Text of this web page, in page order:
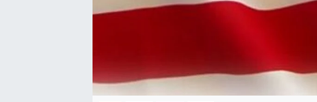
Hava Durumu
Kim kimdir?